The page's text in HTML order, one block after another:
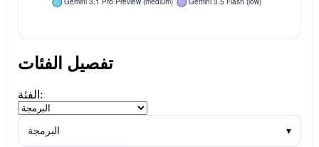
تفصيل الفئات
الفئة:
البرمجة ▾